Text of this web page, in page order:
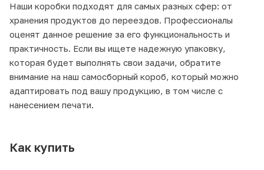
Наши коробки подходят для самых разных сфер: от
хранения продуктов до переездов. Профессионалы
оценят данное решение за его функциональность и
практичность. Если вы ищете надежную упаковку,
которая будет выполнять свои задачи, обратите
внимание на наш самосборный короб, который можно
адаптировать под вашу продукцию, в том числе с
нанесением печати.
Как купить